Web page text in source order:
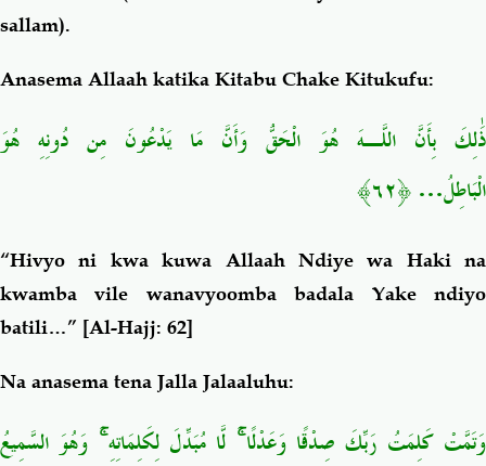
Mapishi
sallam).
Anasema Allaah katika Kitabu Chake Kitukufu:
ذَٰلِكَ بِأَنَّ اللَّـهَ هُوَ الْحَقُّ وَأَنَّ مَا يَدْعُونَ مِن دُونِهِ هُوَ
الْبَاطِلُ… ﴿٦٢﴾
“Hivyo ni kwa kuwa Allaah Ndiye wa Haki na
kwamba vile wanavyoomba badala Yake ndiyo
batili…” [Al-Hajj: 62]
Na anasema tena Jalla Jalaaluhu:
وَتَمَّتْ كَلِمَتُ رَبِّكَ صِدْقًا وَعَدْلًا ۚ لَّا مُبَدِّلَ لِكَلِمَاتِهِ ۚ وَهُوَ السَّمِيعُ